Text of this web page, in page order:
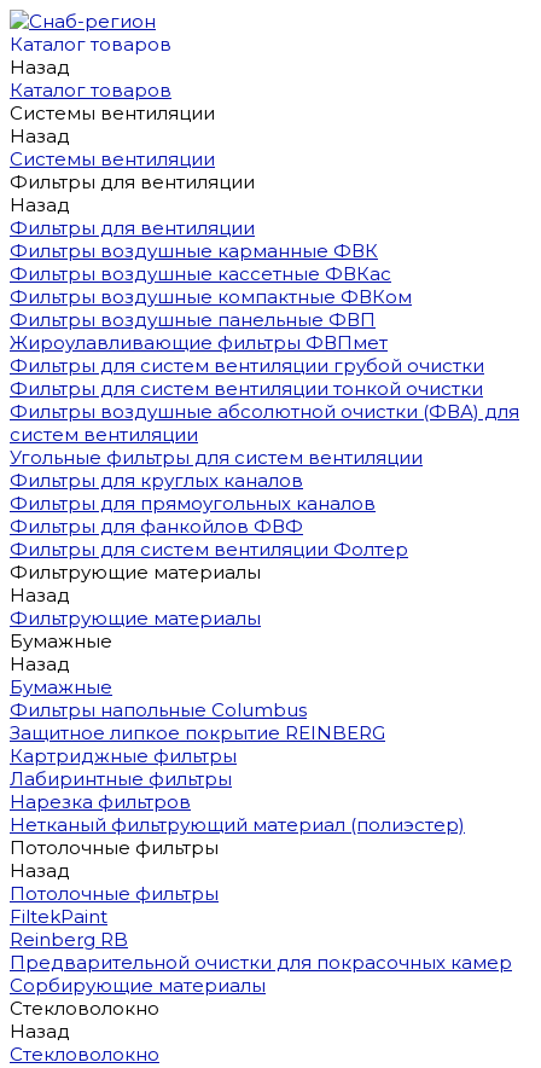
Каталог товаров
Назад
Каталог товаров
Системы вентиляции
Назад
Системы вентиляции
Фильтры для вентиляции
Назад
Фильтры для вентиляции
Фильтры воздушные карманные ФВК
Фильтры воздушные кассетные ФВКас
Фильтры воздушные компактные ФВКом
Фильтры воздушные панельные ФВП
Жироулавливающие фильтры ФВПмет
Фильтры для систем вентиляции грубой очистки
Фильтры для систем вентиляции тонкой очистки
Фильтры воздушные абсолютной очистки (ФВА) для
систем вентиляции
Угольные фильтры для систем вентиляции
Фильтры для круглых каналов
Фильтры для прямоугольных каналов
Фильтры для фанкойлов ФВФ
Фильтры для систем вентиляции Фолтер
Фильтрующие материалы
Назад
Фильтрующие материалы
Бумажные
Назад
Бумажные
Фильтры напольные Columbus
Защитное липкое покрытие REINBERG
Картриджные фильтры
Лабиринтные фильтры
Нарезка фильтров
Нетканый фильтрующий материал (полиэстер)
Потолочные фильтры
Назад
Потолочные фильтры
FiltekPaint
Reinberg RB
Предварительной очистки для покрасочных камер
Сорбирующие материалы
Стекловолокно
Назад
Стекловолокно